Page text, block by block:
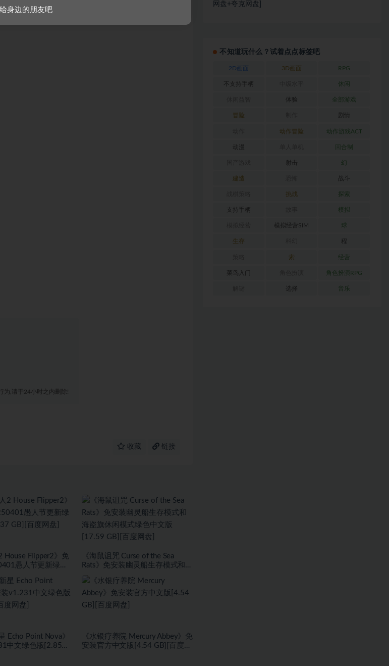
为,请于24小时之内删除!
收藏 链接
House Flipper2》免
愚人节更新绿色
《海鼠诅咒 Curse of the Sea
Rats》免安装幽灵船生存模式和海
GB][百度网盘]
Echo Point Nova》
中文绿色版[2.85
《水银疗养院 Mercury Abbey》免
安装官方中文版[4.54 GB][百度网
网盘+夸克网盘]
不知道玩什么？试着点点标签吧
2D画面 3D画面 RPG
不支持手柄 休闲
体验 全部游戏
冒险 剧情
动作冒险 动作游戏ACT
动漫 回合制
射击 幻
建造 战斗
挑战 探索
支持手柄 模拟
模拟经营SIM 球
生存 程
索 经营
菜鸟入门 角色扮演RPG
选择 音乐
身边的朋友吧